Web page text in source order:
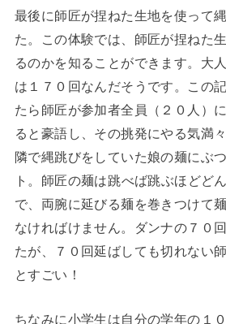
最後に師匠が捏ねた生地を使って
た。この体験では、師匠が捏ねた
るのかを知ることができます。大
は１７０回なんだそうです。この
たら師匠が参加者全員（２０人）
ると豪語し、その挑発にやる気満
隣で縄跳びをしていた娘の麺にぶ
ト。師匠の麺は跳べば跳ぶほどど
で、両腕に延びる麺を巻きつけて
なければけません。ダンナの７０
たが、７０回延ばしても切れない
とすごい！
ちなみに小学生は自分の学年の１